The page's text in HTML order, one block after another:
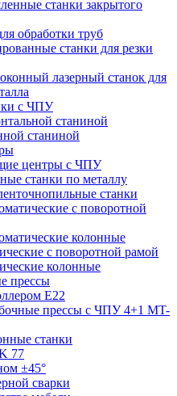
станки закрытого
обработки труб
станки для резки
лазерный станок для
с ЧПУ
станиной
станиной
центры с ЧПУ
станки по металлу
станки
с поворотной
колонные
с поворотной рамой
колонные
прессы
E22
прессы с ЧПУ 4+1 MT-
станки
77
±45°
сварки